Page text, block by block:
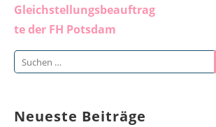
Gleichstellungsbeauftrag
te der FH Potsdam
Suchen
Neueste Beiträge